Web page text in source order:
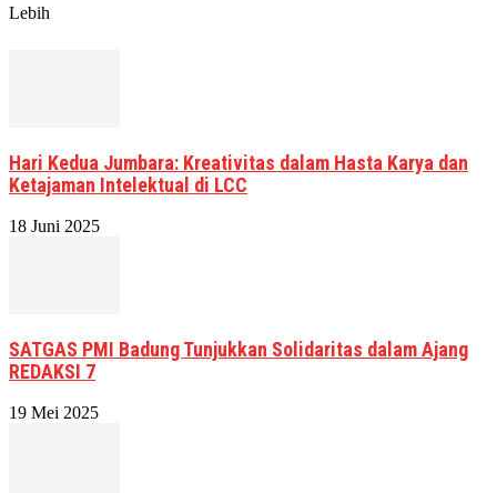
Lebih
Hari Kedua Jumbara: Kreativitas dalam Hasta Karya dan
Ketajaman Intelektual di LCC
18 Juni 2025
SATGAS PMI Badung Tunjukkan Solidaritas dalam Ajang
REDAKSI 7
19 Mei 2025